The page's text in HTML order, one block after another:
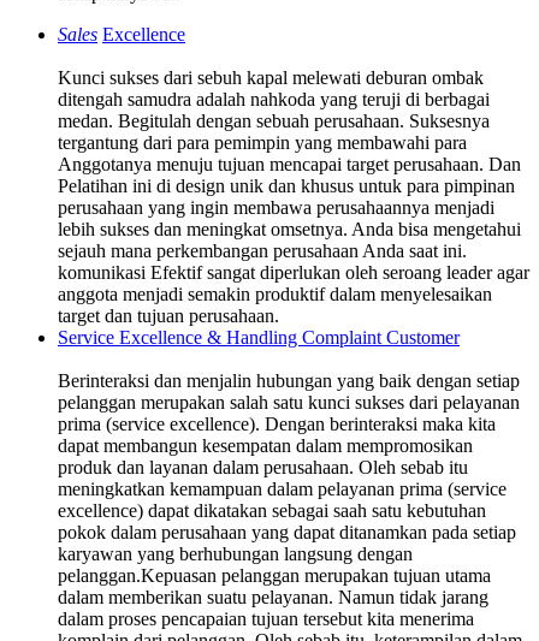
Sales Excellence
Kunci sukses dari sebuh kapal melewati deburan ombak
ditengah samudra adalah nahkoda yang teruji di berbagai
medan. Begitulah dengan sebuah perusahaan. Suksesnya
tergantung dari para pemimpin yang membawahi para
Anggotanya menuju tujuan mencapai target perusahaan. Dan
Pelatihan ini di design unik dan khusus untuk para pimpinan
perusahaan yang ingin membawa perusahaannya menjadi
lebih sukses dan meningkat omsetnya. Anda bisa mengetahui
sejauh mana perkembangan perusahaan Anda saat ini.
komunikasi Efektif sangat diperlukan oleh seroang leader agar
anggota menjadi semakin produktif dalam menyelesaikan
target dan tujuan perusahaan.
Service Excellence & Handling Complaint Customer
Berinteraksi dan menjalin hubungan yang baik dengan setiap
pelanggan merupakan salah satu kunci sukses dari pelayanan
prima (service excellence). Dengan berinteraksi maka kita
dapat membangun kesempatan dalam mempromosikan
produk dan layanan dalam perusahaan. Oleh sebab itu
meningkatkan kemampuan dalam pelayanan prima (service
excellence) dapat dikatakan sebagai saah satu kebutuhan
pokok dalam perusahaan yang dapat ditanamkan pada setiap
karyawan yang berhubungan langsung dengan
pelanggan.Kepuasan pelanggan merupakan tujuan utama
dalam memberikan suatu pelayanan. Namun tidak jarang
dalam proses pencapaian tujuan tersebut kita menerima